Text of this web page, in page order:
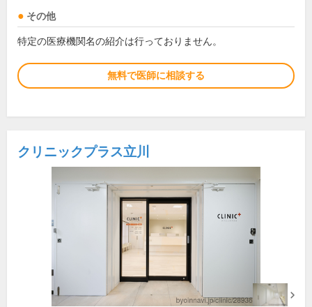
その他
特定の医療機関名の紹介は行っておりません。
無料で医師に相談する
クリニックプラス立川